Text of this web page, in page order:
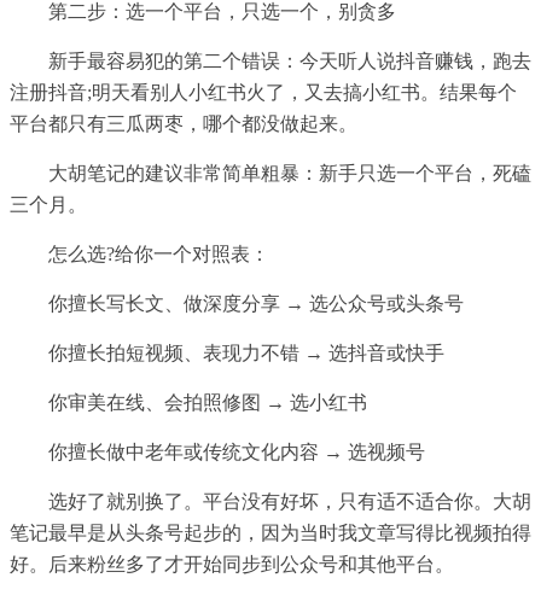
第二步：选一个平台，只选一个，别贪多
新手最容易犯的第二个错误：今天听人说抖音赚钱，跑去
注册抖音;明天看别人小红书火了，又去搞小红书。结果每个
平台都只有三瓜两枣，哪个都没做起来。
大胡笔记的建议非常简单粗暴：新手只选一个平台，死磕
三个月。
怎么选?给你一个对照表：
你擅长写长文、做深度分享 → 选公众号或头条号
你擅长拍短视频、表现力不错 → 选抖音或快手
你审美在线、会拍照修图 → 选小红书
你擅长做中老年或传统文化内容 → 选视频号
选好了就别换了。平台没有好坏，只有适不适合你。大胡
笔记最早是从头条号起步的，因为当时我文章写得比视频拍得
好。后来粉丝多了才开始同步到公众号和其他平台。